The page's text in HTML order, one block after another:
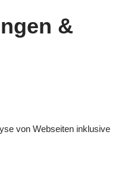
&
von Webseiten inklusive